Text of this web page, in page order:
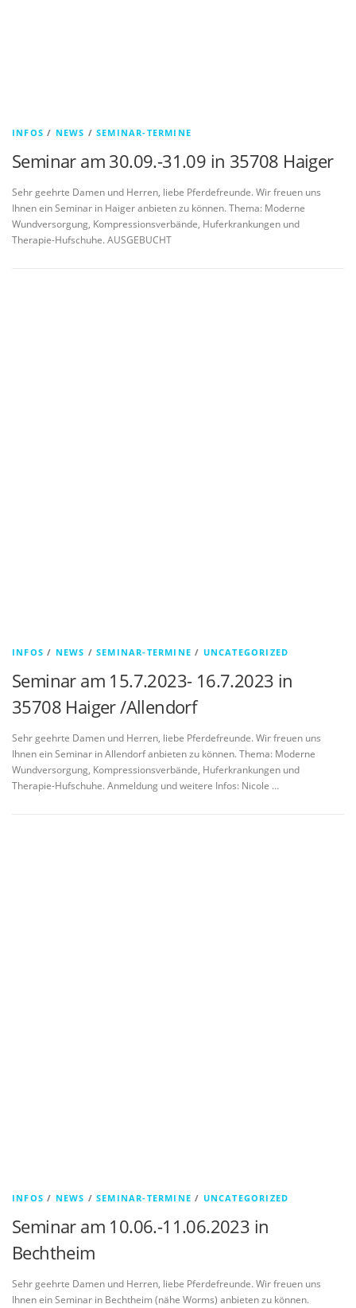
INFOS / NEWS /SEMINAR-TERMINE
Seminar am 30.09.-31.09 in 35708 Haiger
Sehr geehrte Damen und Herren, liebe Pferdefreunde. Wir freuen uns
Ihnen ein Seminar in Haiger anbieten zu können. Thema: Moderne
Wundversorgung, Kompressionsverbände, Huferkrankungen und
Therapie-Hufschuhe. AUSGEBUCHT
INFOS / NEWS /SEMINAR-TERMINE / UNCATEGORIZED
Seminar am 15.7.2023- 16.7.2023 in
35708 Haiger /Allendorf
Sehr geehrte Damen und Herren, liebe Pferdefreunde. Wir freuen uns
Ihnen ein Seminar in Allendorf anbieten zu können. Thema: Moderne
Wundversorgung, Kompressionsverbände, Huferkrankungen und
Therapie-Hufschuhe. Anmeldung und weitere Infos: Nicole …
INFOS / NEWS /SEMINAR-TERMINE / UNCATEGORIZED
Seminar am 10.06.-11.06.2023 in
Bechtheim
Sehr geehrte Damen und Herren, liebe Pferdefreunde. Wir freuen uns
Ihnen ein Seminar in Bechtheim (nähe Worms) anbieten zu können.